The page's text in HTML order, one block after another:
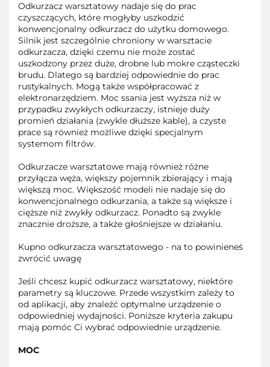
Odkurzacz warsztatowy nadaje się do prac
czyszczących, które mogłyby uszkodzić
konwencjonalny odkurzacz do użytku domowego.
Silnik jest szczególnie chroniony w warsztacie
odkurzacza, dzięki czemu nie może zostać
uszkodzony przez duże, drobne lub mokre cząsteczki
brudu. Dlatego są bardziej odpowiednie do prac
rustykalnych. Mogą także współpracować z
elektronarzędziem. Moc ssania jest wyższa niż w
przypadku zwykłych odkurzaczy, istnieje duży
promień działania (zwykle dłuższe kable), a czyste
prace są również możliwe dzięki specjalnym
systemom filtrów.
Odkurzacze warsztatowe mają również różne
przyłącza węża, większy pojemnik zbierający i mają
większą moc. Większość modeli nie nadaje się do
konwencjonalnego odkurzania, a także są większe i
cięższe niż zwykły odkurzacz. Ponadto są zwykle
znacznie droższe, a także głośniejsze w działaniu.
Kupno odkurzacza warsztatowego - na to powinieneś
zwrócić uwagę
Jeśli chcesz kupić odkurzacz warsztatowy, niektóre
parametry są kluczowe. Przede wszystkim zależy to
od aplikacji, aby znaleźć optymalne urządzenie o
odpowiedniej wydajności. Poniższe kryteria zakupu
mają pomóc Ci wybrać odpowiednie urządzenie.
MOC